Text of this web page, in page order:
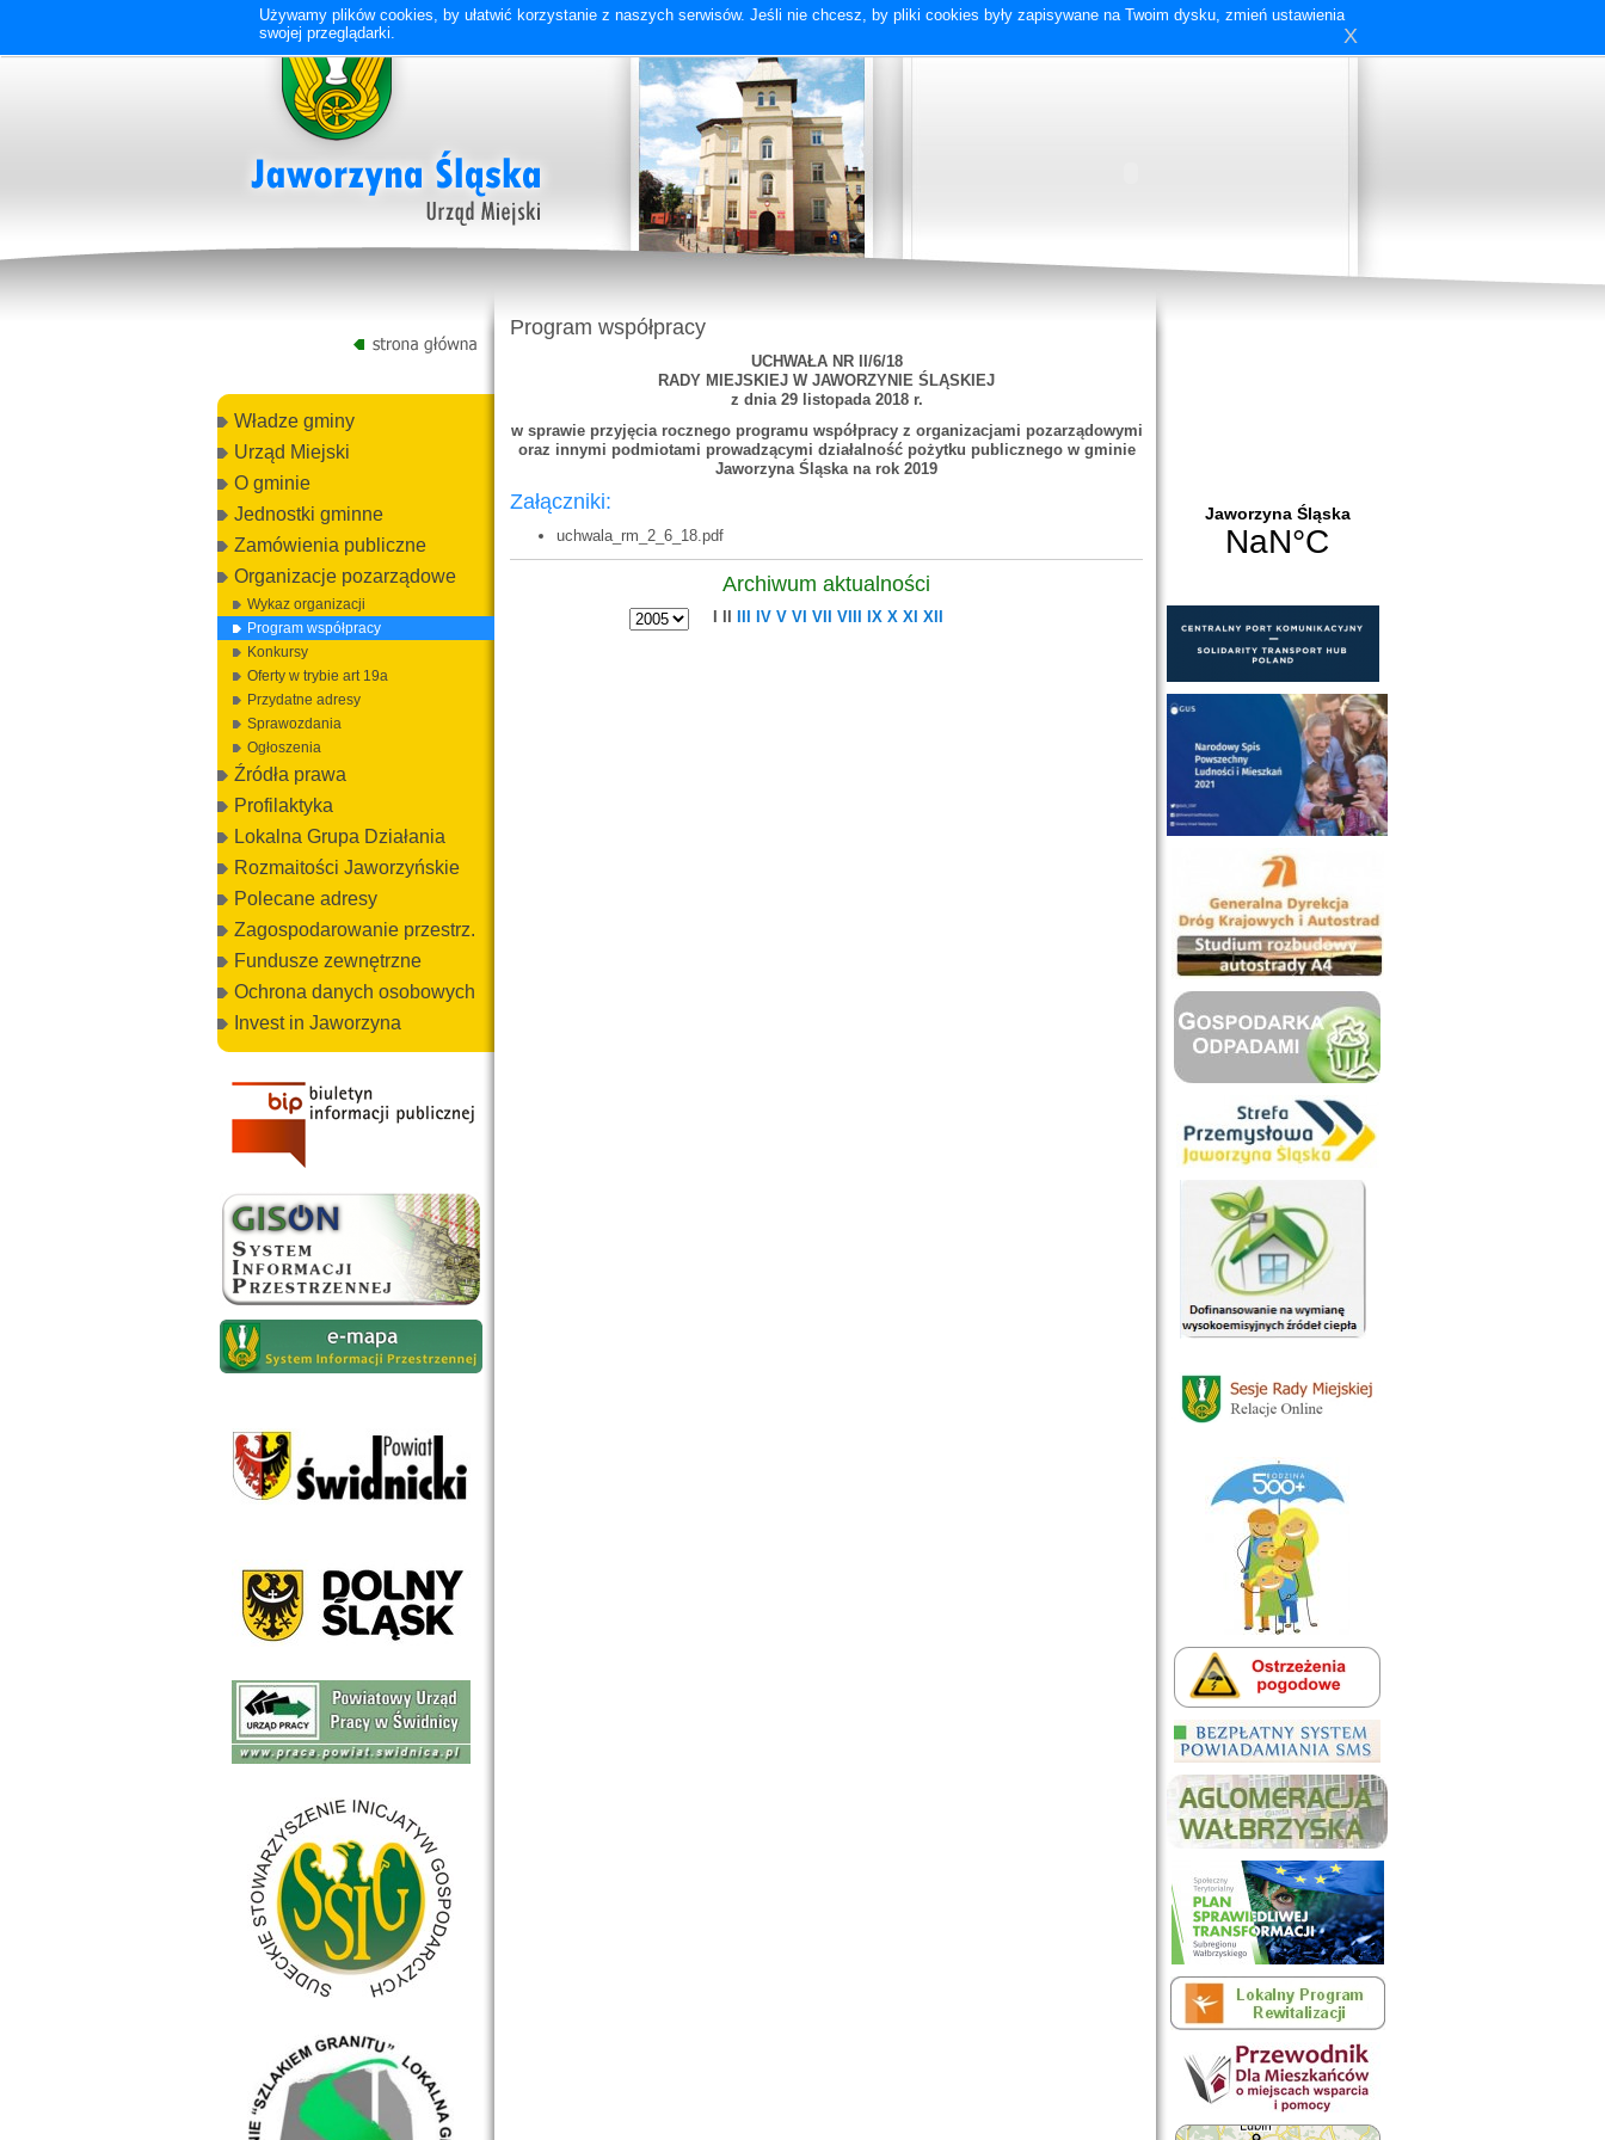
Władze gminy
Urząd Miejski
O gminie
Jednostki gminne
Zamówienia publiczne
Organizacje pozarządowe
Wykaz organizacji
Program współpracy
Konkursy
Oferty w trybie art 19a
Przydatne adresy
Sprawozdania
Ogłoszenia
Źródła prawa
Profilaktyka
Lokalna Grupa Działania
Rozmaitości Jaworzyńskie
Polecane adresy
Zagospodarowanie przestrz.
Fundusze zewnętrzne
Ochrona danych osobowych
Invest in Jaworzyna
Program współpracy
UCHWAŁA NR II/6/18
RADY MIEJSKIEJ W JAWORZYNIE ŚLĄSKIEJ
z dnia 29 listopada 2018 r.
w sprawie przyjęcia rocznego programu współpracy z organizacjami pozarządowymi
oraz innymi podmiotami prowadzącymi działalność pożytku publicznego w gminie
Jaworzyna Śląska na rok 2019
Załączniki:
uchwala_rm_2_6_18.pdf
Archiwum aktualności
IV V VI VII VIII IX X XI XII
Używamy plików cookies, by ułatwić korzystanie z naszych serwisów. Jeśli nie chcesz, by pliki cookies były zapisywane na Twoim dysku, zmień ustawienia
swojej przeglądarki.
X